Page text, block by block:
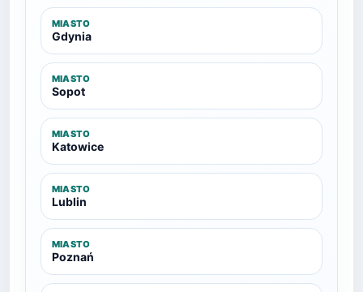
MIASTO
Gdynia
MIASTO
Sopot
MIASTO
Katowice
MIASTO
Lublin
MIASTO
Poznań